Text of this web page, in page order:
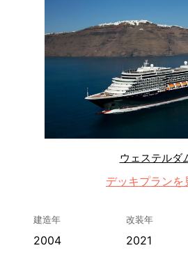
ウェステルダ
デッキプランを
建造年
2004
改装年
2021